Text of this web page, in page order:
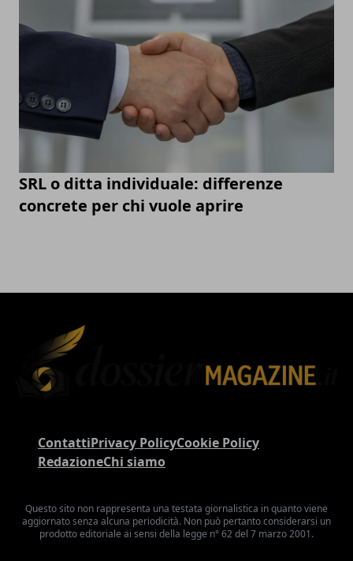
SRL o ditta individuale: differenze
concrete per chi vuole aprire
ContattiPrivacy PolicyCookie Policy
RedazioneChi siamo
Questo sito non rappresenta una testata giornalistica in quanto viene
aggiornato senza alcuna periodicità. Non può pertanto considerarsi un
prodotto editoriale ai sensi della legge n° 62 del 7 marzo 2001.